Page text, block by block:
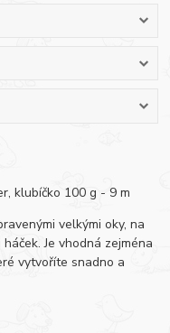
klubíčko 100 g - 9 m
velkými oky, na
Je vhodná zejména
vytvoříte snadno a